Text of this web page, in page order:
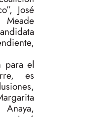
José
para el
es